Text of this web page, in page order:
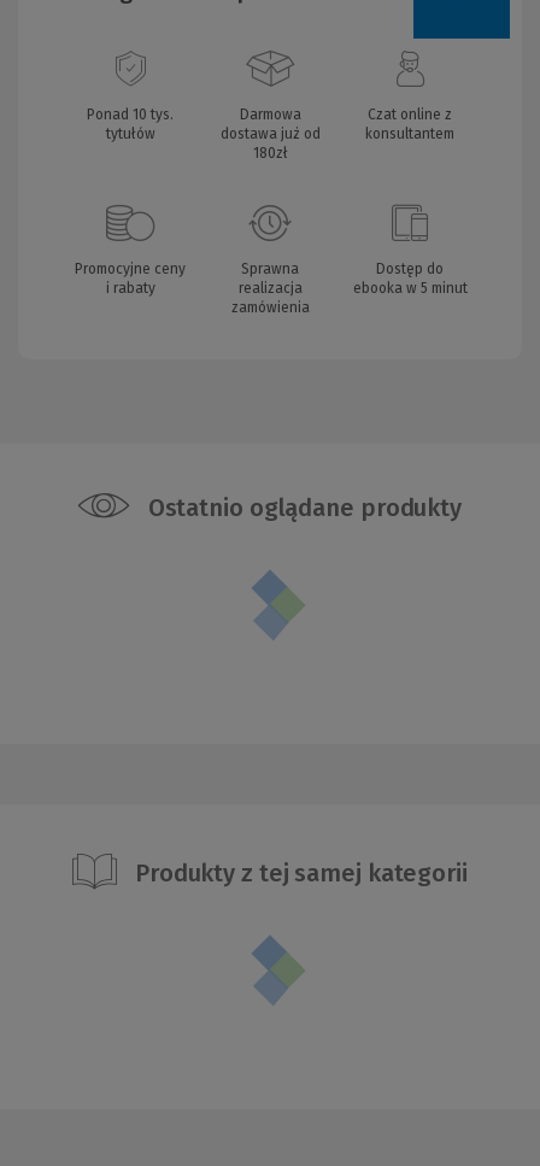
Ponad 10 tys.
tytułów
Darmowa
dostawa już od
180zł
Czat online z
konsultantem
Promocyjne ceny
i rabaty
Sprawna
realizacja
zamówienia
Dostęp do
ebooka w 5 minut
Ostatnio oglądane produkty
Produkty z tej samej kategorii